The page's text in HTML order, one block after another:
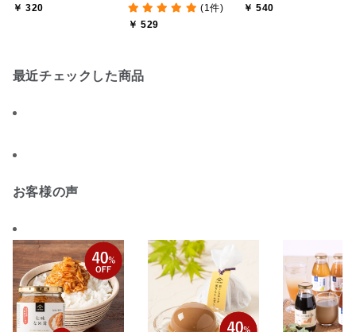
華 120g 1食分（めん
￥ 320
(1件)
￥ 529
￥ 540
最近チェックした商品
お客様の声